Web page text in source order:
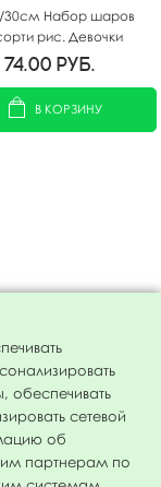
30см Набор шаров
рис. Девочки
такие... 5шт
74.00 руб.
В КОРЗИНУ
обеспечивать
сетевой
об
партнерам по